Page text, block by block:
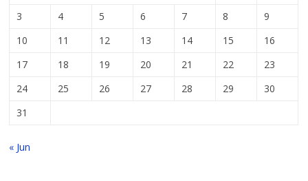
3
4 5 6 7 8
9
10
11 12 13 14 15
16
17
18 19 20 21 22
23
24
25 26 27 28 29
30
31
« Jun